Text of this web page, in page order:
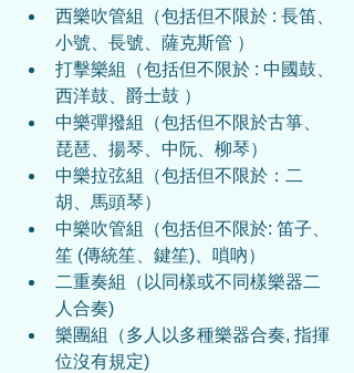
西樂吹管組（包括但不限於 : 長笛、
小號、長號、薩克斯管 ）
打擊樂組（包括但不限於 : 中國鼓、
西洋鼓、爵士鼓 ）
中樂彈撥組（包括但不限於古箏、
琵琶、揚琴、中阮、柳琴）
中樂拉弦組（包括但不限於：二
胡、馬頭琴）
中樂吹管組（包括但不限於: 笛子、
笙 (傳統笙、鍵笙)、嗩吶）
二重奏組（以同樣或不同樣樂器二
人合奏)
樂團組（多人以多種樂器合奏, 指揮
位沒有規定)